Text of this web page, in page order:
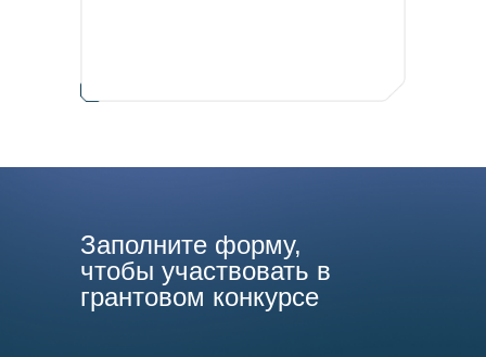
Заполните форму,
чтобы участвовать в
грантовом конкурсе